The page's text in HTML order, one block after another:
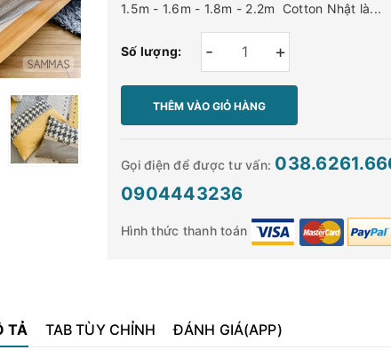
1.5m - 1.6m - 1.8m - 2.2m Cotton Nhật là...
Số lượng: +
-
THÊM VÀO GIỎ HÀNG
Gọi điện để được tư vấn:
0904443236
Hình thức thanh toán
TẢ TAB TÙY CHỈNH ĐÁNH GIÁ(APP)